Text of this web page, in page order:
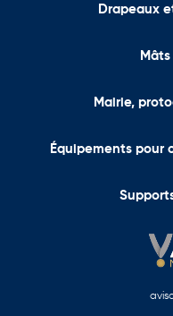
Drapeaux
Mairie,
Équipements pour